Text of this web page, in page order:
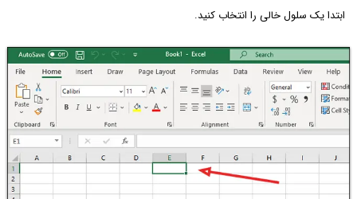
ابتدا یک سلول خالی را انتخاب کنید.